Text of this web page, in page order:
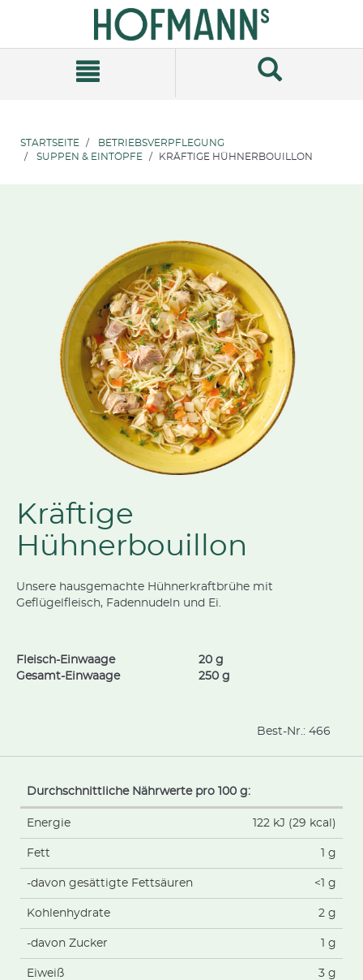
Navigationsmenü
STARTSEITE
BETRIEBSVERPFLEGUNG
SUPPEN & EINTÖPFE
KRÄFTIGE HÜHNERBOUILLON
Kräftige
Hühnerbouillon
Unsere hausgemachte Hühnerkraftbrühe mit
Geflügelfleisch, Fadennudeln und Ei.
Fleisch-Einwaage
20 g
Gesamt-Einwaage
250 g
Best-Nr.: 466
Durchschnittliche Nährwerte pro 100 g:
Energie 122 kJ (29 kcal)
Fett 1 g
-davon gesättigte Fettsäuren <1 g
Kohlenhydrate 2 g
-davon Zucker 1 g
Eiweiß 3 g